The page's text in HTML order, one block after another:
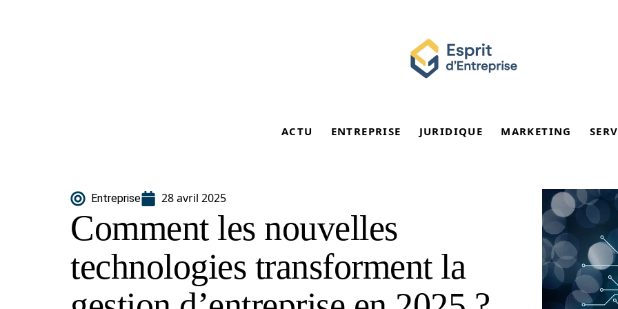
ACTU ENTREPRISE JURIDIQUE MARKETING
Entreprise 28 avril 2025
Comment les nouvelles
technologies transforment la